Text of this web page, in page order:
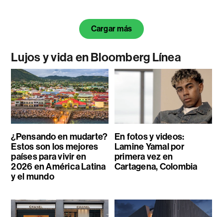
Cargar más
Lujos y vida en Bloomberg Línea
¿Pensando en mudarte?
Estos son los mejores
países para vivir en
2026 en América Latina
y el mundo
En fotos y videos:
Lamine Yamal por
primera vez en
Cartagena, Colombia